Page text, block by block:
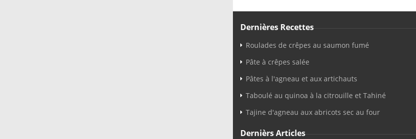
Dernières Recettes
Roulades de crêpes au saumon fumé
Pâte à crêpes salée
Pâtes à l'agneau et aux artichauts
Taboulé au quinoa à la citrouille et Tahiné
Tajine d'agneau aux abricots sec au four
Dernièrs Articles